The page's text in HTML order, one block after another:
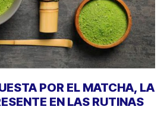
POR EL MATCHA, LA
EN LAS RUTINAS